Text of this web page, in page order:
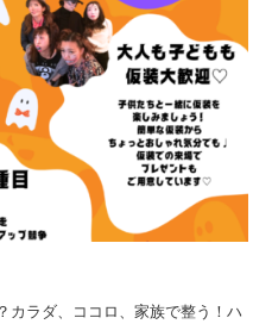
カラダ、ココロ、家族で整う！ハ